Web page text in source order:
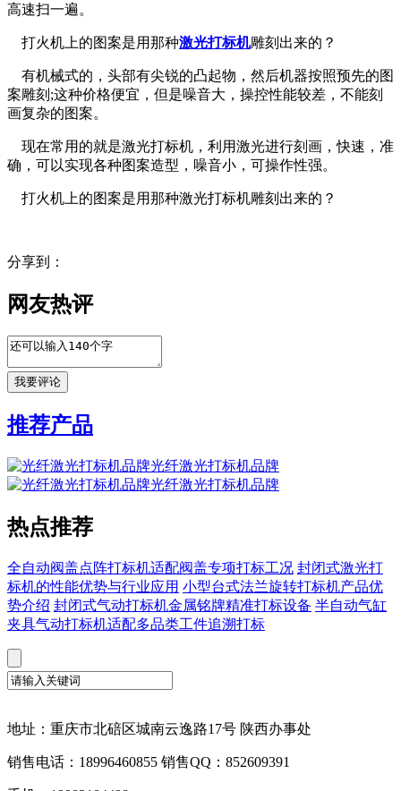
高速扫一遍。
打火机上的图案是用那种激光打标机雕刻出来的？
有机械式的，头部有尖锐的凸起物，然后机器按照预先的图
案雕刻;这种价格便宜，但是噪音大，操控性能较差，不能刻
画复杂的图案。
现在常用的就是激光打标机，利用激光进行刻画，快速，准
确，可以实现各种图案造型，噪音小，可操作性强。
打火机上的图案是用那种激光打标机雕刻出来的？
分享到：
网友热评
推荐产品
光纤激光打标机品牌
光纤激光打标机品牌
热点推荐
全自动阀盖点阵打标机适配阀盖专项打标工况 封闭式激光打
标机的性能优势与行业应用 小型台式法兰旋转打标机产品优
势介绍 封闭式气动打标机金属铭牌精准打标设备 半自动气缸
夹具气动打标机适配多品类工件追溯打标
地址：重庆市北碚区城南云逸路17号 陕西办事处
销售电话：18996460855 销售QQ：852609391